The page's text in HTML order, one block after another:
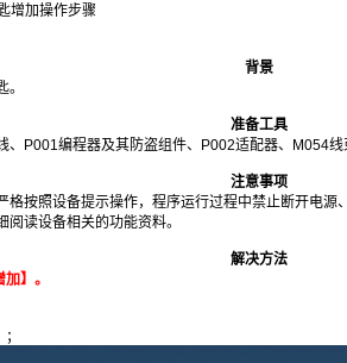
增加操作步骤
背景
准备工具
、P001编程器及其防盗组件、P002适配器、M054线
注意事项
格按照设备提示操作，程序运行过程中禁止断开电
读设备相关的功能资料。
解决方法
】。